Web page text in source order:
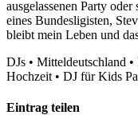
ausgelassenen Party
eines Bundesligisten,
bleibt mein Leben und
DJs • Mitteldeutschland •
Hochzeit • DJ für Kids
Eintrag teilen